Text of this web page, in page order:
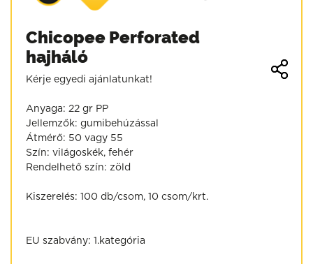
Chicopee Perforated
hajháló
Kérje egyedi ajánlatunkat!
Anyaga: 22 gr PP
Jellemzők: gumibehúzással
Átmérő: 50 vagy 55
Szín: világoskék, fehér
Rendelhető szín: zöld
Kiszerelés: 100 db/csom, 10 csom/krt.
EU szabvány: 1.kategória